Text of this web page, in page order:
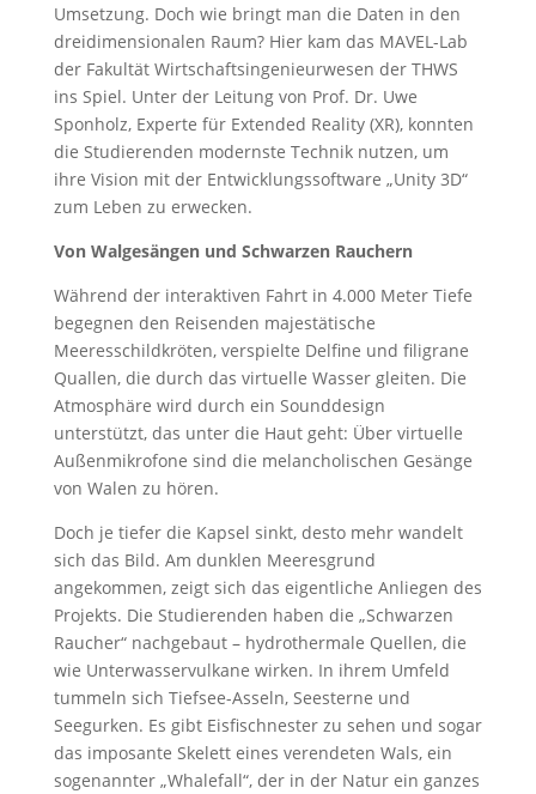
Umsetzung. Doch wie bringt man die Daten in den
dreidimensionalen Raum? Hier kam das MAVEL-Lab
der Fakultät Wirtschaftsingenieurwesen der THWS
ins Spiel. Unter der Leitung von Prof. Dr. Uwe
Sponholz, Experte für Extended Reality (XR), konnten
die Studierenden modernste Technik nutzen, um
ihre Vision mit der Entwicklungssoftware „Unity 3D“
zum Leben zu erwecken.
Von Walgesängen und Schwarzen Rauchern
Während der interaktiven Fahrt in 4.000 Meter Tiefe
begegnen den Reisenden majestätische
Meeresschildkröten, verspielte Delfine und filigrane
Quallen, die durch das virtuelle Wasser gleiten. Die
Atmosphäre wird durch ein Sounddesign
unterstützt, das unter die Haut geht: Über virtuelle
Außenmikrofone sind die melancholischen Gesänge
von Walen zu hören.
Doch je tiefer die Kapsel sinkt, desto mehr wandelt
sich das Bild. Am dunklen Meeresgrund
angekommen, zeigt sich das eigentliche Anliegen des
Projekts. Die Studierenden haben die „Schwarzen
Raucher“ nachgebaut – hydrothermale Quellen, die
wie Unterwasservulkane wirken. In ihrem Umfeld
tummeln sich Tiefsee-Asseln, Seesterne und
Seegurken. Es gibt Eisfischnester zu sehen und sogar
das imposante Skelett eines verendeten Wals, ein
sogenannter „Whalefall“, der in der Natur ein ganzes